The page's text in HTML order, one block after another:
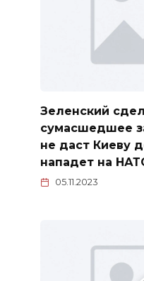
Зеленский
сумасшедшее
не даст Киеву
нападет на
05.11.2023